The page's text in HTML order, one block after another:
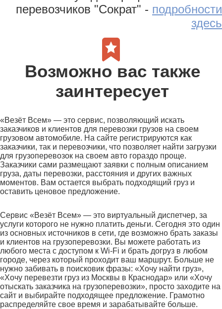
перевозчиков "Сократ" - подробности
здесь
Возможно вас также
заинтересует
«Везёт Всем» — это сервис, позволяющий искать
заказчиков и клиентов для перевозки грузов на своем
грузовом автомобиле. На сайте регистрируются как
заказчики, так и перевозчики, что позволяет найти загрузки
для грузоперевозок на своем авто гораздо проще.
Заказчики сами размещают заявки с полным описанием
груза, даты перевозки, расстояния и других важных
моментов. Вам остается выбрать подходящий груз и
оставить ценовое предложение.
Сервис «Везёт Всем» — это виртуальный диспетчер, за
услуги которого не нужно платить деньги. Сегодня это один
из основных источников в сети, где возможно брать заказы
и клиентов на грузоперевозки. Вы можете работать из
любого места с доступом к Wi-Fi и брать догруз в любом
городе, через который проходит ваш маршрут. Больше не
нужно забивать в поисковик фразы: «Хочу найти груз»,
«Хочу перевезти груз из Москвы в Краснодар» или «Хочу
отыскать заказчика на грузоперевозки», просто заходите на
сайт и выбирайте подходящее предложение. Грамотно
распределяйте свое время и зарабатывайте больше.